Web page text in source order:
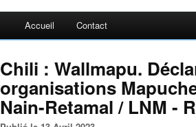
Accueil Contact
Chili : Wallmapu.
organisations
Nain-Retamal / LNM -